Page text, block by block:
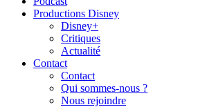
Productions Disney
Disney+
Critiques
Actualité
Contact
Contact
Qui sommes-nous ?
Nous rejoindre